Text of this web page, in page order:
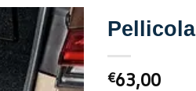
€63,00